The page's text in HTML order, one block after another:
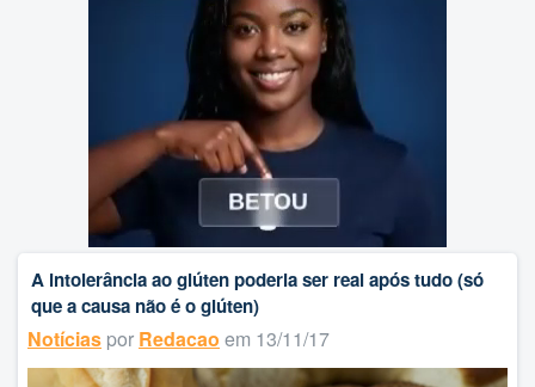
A intolerância ao glúten poderia ser real após tudo (só
que a causa não é o glúten)
Notícias por Redacao em 13/11/17